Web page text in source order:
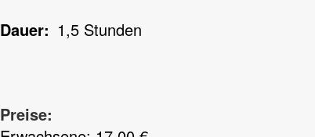
Dauer
1,5 Stunden
Preise: